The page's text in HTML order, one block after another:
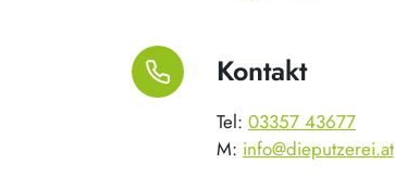
Kontakt
Tel: 03357 43677
M: info@dieputzerei.at